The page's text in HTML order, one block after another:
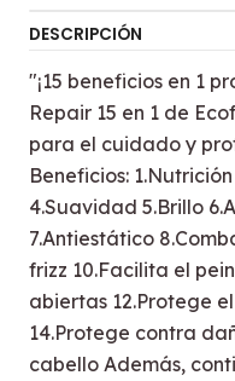
DESCRIPCIÓN
"¡15 beneficios en 1
Repair 15 en 1 de
para el cuidado y
Beneficios:
4.Suavidad 5.Brillo
7.Antiestático
frizz 10.Facilita el
abiertas 12.Protege
14.Protege contra
cabello Además,